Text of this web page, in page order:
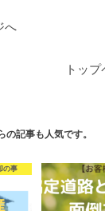
へ
トッ
の記事も人気です。
の事